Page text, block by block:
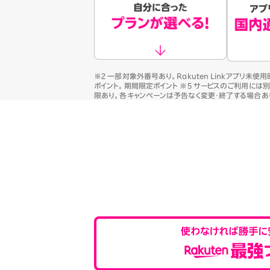
※2 一部対象外番号あり。Rakuten Linkアプリ未使用
ポイント。期間限定ポイント ※5 サービスのご利用には
限あり。各キャンペーンは予告なく変更・終了する場合